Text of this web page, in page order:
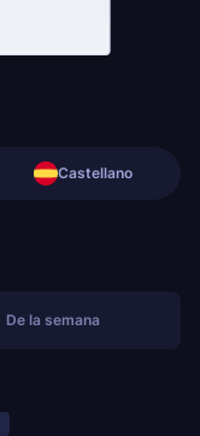
Castellano
De la semana